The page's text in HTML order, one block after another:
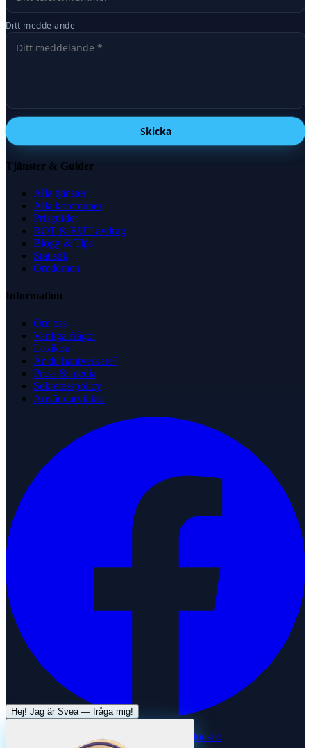
Ditt meddelande
Skicka
Tjänster & Guider
Alla tjänster
Alla kommuner
Prisguider
ROT & RUT-avdrag
Blogg & Tips
Statistik
Omdömen
Information
Om oss
Vanliga frågor
Lexikon
Är du hantverkare?
Press & media
Sekretesspolicy
Användarvillkor
Dödsboofferter — hjälp med dödsbo
Hej! Jag är Svea — fråga mig!